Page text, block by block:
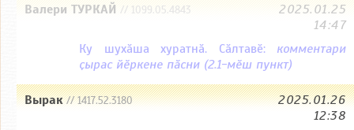
Валери ТУРКАЙ // 1099.05.4843
2025.01.25
14:47
Ку шухӑша хуратнӑ. Сӑлтавӗ: комментари
ҫырас йӗркене пӑсни (2.1-мӗш пункт)
Вырак// 1417.52.3180
2025.01.26
12:38